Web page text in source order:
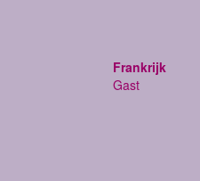
Frankrijk
Gast